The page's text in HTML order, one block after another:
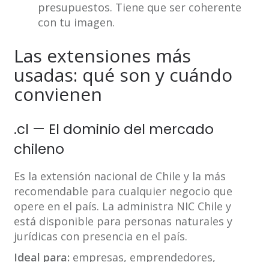
presupuestos. Tiene que ser coherente
con tu imagen.
Las extensiones más
usadas: qué son y cuándo
convienen
.cl — El dominio del mercado
chileno
Es la extensión nacional de Chile y la más
recomendable para cualquier negocio que
opere en el país. La administra NIC Chile y
está disponible para personas naturales y
jurídicas con presencia en el país.
Ideal para: empresas, emprendedores,